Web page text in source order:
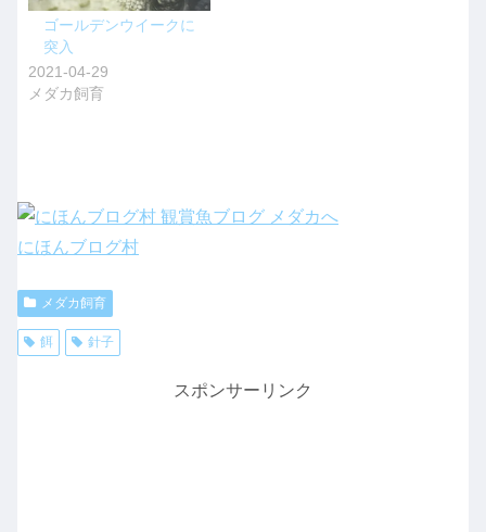
ゴールデンウイークに
突入
2021-04-29
メダカ飼育
にほんブログ村
メダカ飼育
餌 針子
スポンサーリンク